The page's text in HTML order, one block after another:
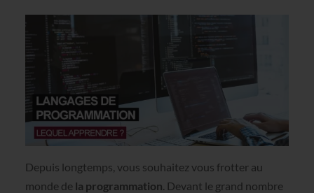
Depuis longtemps, vous souhaitez vous frotter au
monde de la programmation. Devant le grand nombre